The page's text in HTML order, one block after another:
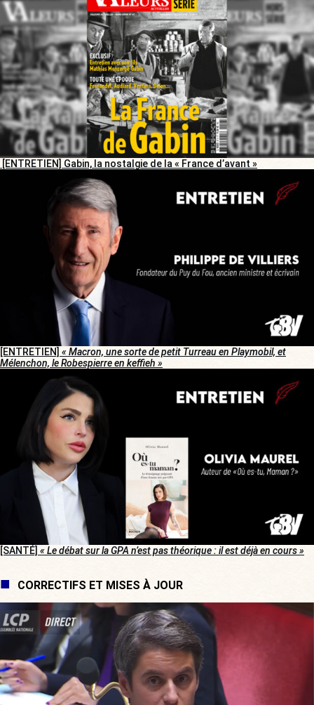
[ENTRETIEN] Gabin, la nostalgie de la « France d’avant »
[ENTRETIEN] « Macron, une sorte de petit Turreau en Playmobil, et
Mélenchon, le Robespierre en keffieh »
[SANTÉ] « Le débat sur la GPA n’est pas théorique : il est déjà en cours »
CORRECTIFS ET MISES À JOUR